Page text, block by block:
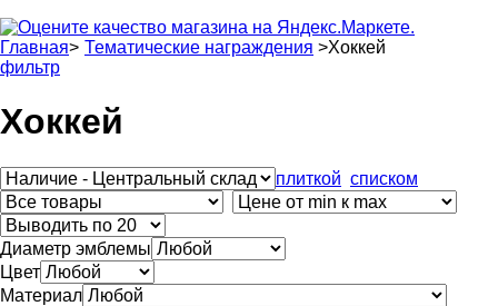
Главная> Тематические награждения >Хоккей
фильтр
Хоккей
плиткой списком
Диаметр эмблемы
Цвет
Материал